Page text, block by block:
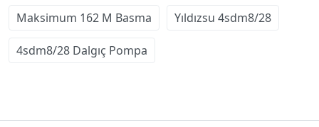
Maksimum 162 M Basma Yıldızsu 4sdm8/28
4sdm8/28 Dalgıç Pompa